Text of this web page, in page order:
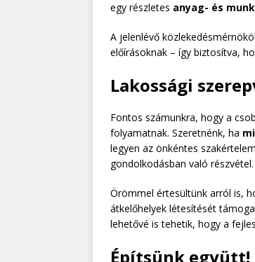
egy részletes anyag- és
A jelenlévő
előírásoknak – így biztosítva,
Lakossági
Fontos számunkra, hogy a
folyamatnak. Szeretnénk, ha
legyen az önkéntes
gondolkodásban való részvétel.
Örömmel értesültünk arról is,
átkelőhelyek létesítését
lehetővé is tehetik, hogy a
Építsünk együtt!